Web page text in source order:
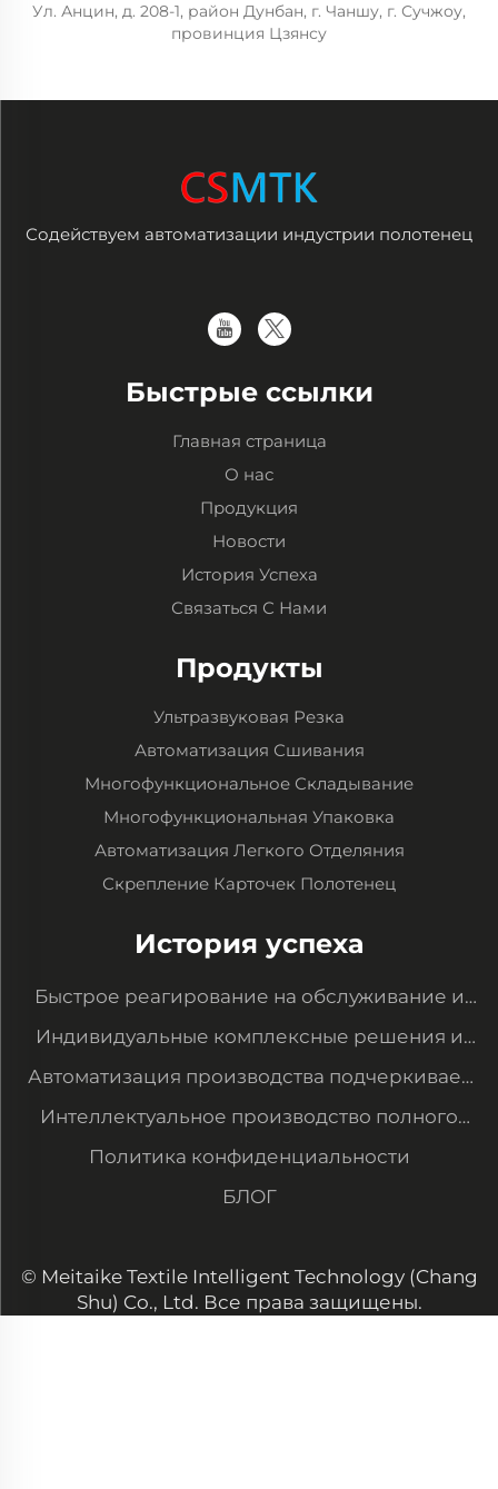
Ул. Анцин, д. 208-1, район Дунбан, г. Чаншу, г. Сучжоу,
провинция Цзянсу
Содействуем автоматизации индустрии полотенец
Быстрые ссылки
Главная страница
О нас
Продукция
Новости
История Успеха
Связаться С Нами
Продукты
Ультразвуковая Резка
Автоматизация Сшивания
Многофункциональное Складывание
Многофункциональная Упаковка
Автоматизация Легкого Отделяния
Скрепление Карточек Полотенец
История успеха
Быстрое реагирование на обслуживание и
модернизация оборудования для
Индивидуальные комплексные решения и
система управления данными
Автоматизация производства подчеркивает
наше преимущество в цене и обеспечивает
крупные заказы клиентов
Интеллектуальное производство полного
цикла — аккуратное и упорядоченное
Политика конфиденциальности
БЛОГ
© Meitaike Textile Intelligent Technology (Chang
Shu) Co., Ltd. Все права защищены.